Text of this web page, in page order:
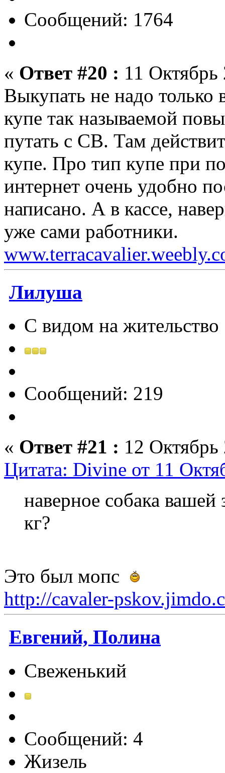
Сообщений: 1764
« Ответ #20 : 11
Выкупать не надо
купе так называемой
путать с СВ. Там
купе. Про тип купе при
интернет очень удобно
написано. А в кассе,
уже сами работники.
Лилуша
С видом на жительство
Сообщений: 219
« Ответ #21 : 12
Цитата: Divine от 11
наверное собака вашей
кг?
Это был мопс
http://cavaler-
Евгений, Полина
Свеженький
Сообщений: 4
Жизель